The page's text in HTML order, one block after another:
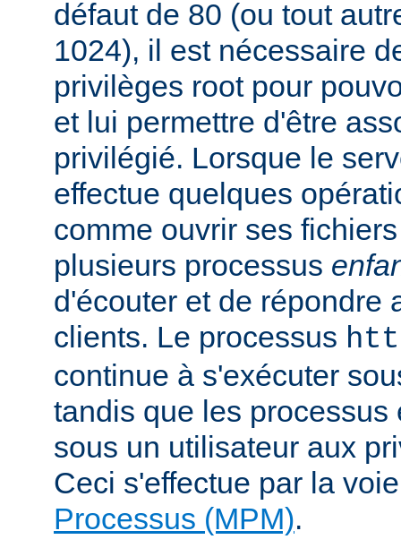
défaut de 80 (ou tout
1024), il est nécessaire
privilèges root pour
et lui permettre d'être
privilégié. Lorsque le
effectue quelques
comme ouvrir ses
plusieurs processus
d'écouter et de répondre
clients. Le processus
continue à s'exécuter
tandis que les processus
sous un utilisateur aux
Ceci s'effectue par la
Processus (MPM).